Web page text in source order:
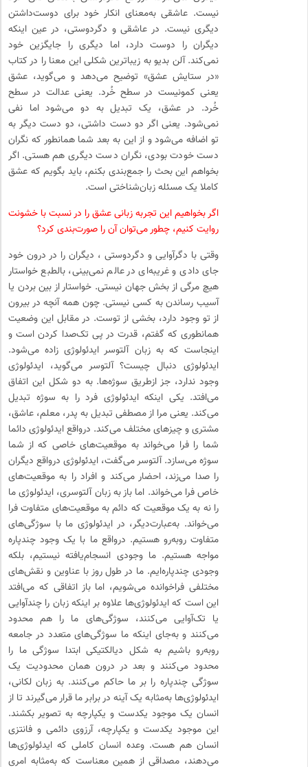
نیست. عاشقی به‌معنای انکار خود برای دوست‌داشتن
دیگری نیست. در عاشقی و دگردوستی، در عین اینکه
دیگران را دوست دارد، اما دیگری را جایگزین خود
نمی‌کند. آلن بدیو به زیباترین شکلی این معنا را در کتاب
«در ستایش عشق» توضیح می‌دهد و می‌گوید، عشق
یعنی کمونیست در سطح خُرد. یعنی عدالت در سطح
خُرد. در عشق، یک تبدیل به دو می‌شود اما نفی
نمی‌شود. یعنی اگر دو دست داشتی، دو دست دیگر به
تو اضافه می‌شود و از این به بعد شما همانطور که نگران
دست خودت بودی، نگران دست دیگری هم هستی. اگر
بخواهم این بحث را جمع‌بندی بکنم، باید بگویم که عشق
کاملا یک مسئله زبان‌شناختی است.
اگر بخواهیم این تجربه زبانی عشق را در نسبت با خشونت
روایت کنیم، چطور می‌توان آن را صورت‌بندی کرد؟
وقتی با دگرآوایی و دگردوستی ، دیگران را در درون خود
جای دادی و غریبه‌ای در عالم نمی‌بینی، بالطبع خواستار
هیچ مرگی از بخش جهان نیستی. خواستار از بین بردن یا
آسیب رساندن به کسی نیستی. چون همه آنچه در بیرون
از تو وجود دارد، بخشی از توست. در مقابل این وضعیت
همانطوری که گفتم، قدرت در پی تک‌صدا کردن است و
اینجاست که به زبان آلتوسر ایدئولوژی زاده می‌شود.
ایدئولوژی دنبال چیست؟ آلتوسر می‌گوید، ایدئولوژی
وجود ندارد، جز ازطریق سوژه‌ها. به دو شکل این اتفاق
می‌افتد. یکی اینکه ایدئولوژی فرد را به سوژه تبدیل
می‌کند. یعنی مرا از مصطفی تبدیل به پدر، معلم، عاشق،
مشتری و چیزهای مختلف می‌کند. درواقع ایدئولوژی دائما
شما را فرا می‌خواند به موقعیت‌های خاصی که از شما
سوژه می‌سازد. آلتوسر می‌گفت، ایدئولوژی درواقع دیگران
را صدا می‌زند، احضار می‌کند و افراد را به موقعیت‌های
خاص فرا می‌خواند. اما باز به زبان آلتوسری، ایدئولوژی ما
را نه به یک موقعیت که دائم به موقعیت‌های متفاوت فرا
می‌خواند. به‌عبارت‌دیگر، در ایدئولوژی ما با سوژگی‌های
متفاوت روبه‌رو هستیم. درواقع ما با یک وجود چندپاره
مواجه هستیم. ما وجودی انسجام‌یافته نیستیم، بلکه
وجودی چندپاره‌ایم. ما در طول روز با عناوین و نقش‌های
مختلفی فراخوانده می‌شویم، اما باز اتفاقی که می‌افتد
این است که ایدئولوژی‌ها علاوه بر اینکه زبان را چندآوایی
یا تک‌آوایی می‌کنند، سوژگی‌های ما را هم محدود
می‌کنند و به‌جای اینکه ما سوژگی‌های متعدد در جامعه
روبه‌رو باشیم به شکل دیالکتیکی ابتدا سوژ‌گی ما را
محدود می‌کنند و بعد در درون همان محدودیت یک
سوژ‌گی چندپاره را بر ما حاکم می‌کنند. به زبان لکانی،
ایدئولوژی‌ها به‌مثابه یک آینه در برابر ما قرار می‌گیرند تا از
انسان یک موجود یکدست و یکپارچه به تصویر بکشند.
این موجود یکدست و یکپارچه، آرزوی دائمی و فانتزی
انسان هم هست. وعده انسان کاملی که ایدئولوژی‌ها
می‌دهند، مصداقی از همین معناست که به‌مثابه امری